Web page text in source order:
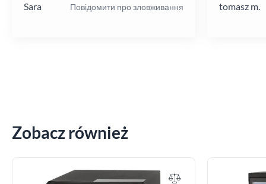
Sara Повідомити про зловживання
tomasz m.
Zobacz również